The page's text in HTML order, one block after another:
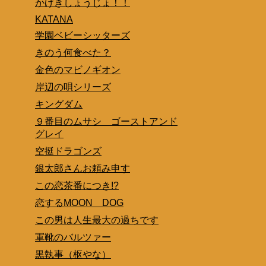
かげきしょうじょ！！
KATANA
学園ベビーシッターズ
きのう何食べた？
金色のマビノギオン
岸辺の唄シリーズ
キングダム
９番目のムサシ ゴーストアンド
グレイ
空挺ドラゴンズ
銀太郎さんお頼み申す
この恋茶番につき!?
恋するMOON DOG
この男は人生最大の過ちです
軍靴のバルツァー
黒執事（枢やな）